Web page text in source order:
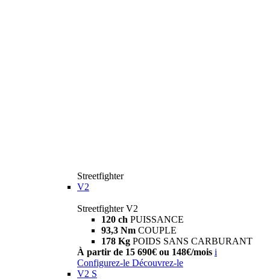
Streetfighter
V2
Streetfighter V2
120 ch PUISSANCE
93,3 Nm COUPLE
178 Kg POIDS SANS CARBURANT
À partir de 15 690€ ou 148€/mois i
Configurez-le Découvrez-le
V2 S